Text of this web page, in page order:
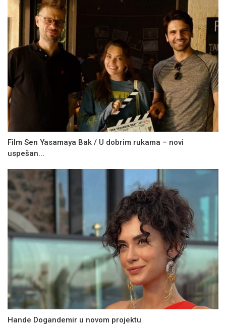
Film Sen Yasamaya Bak / U dobrim rukama – novi
uspešan...
Hande Dogandemir u novom projektu